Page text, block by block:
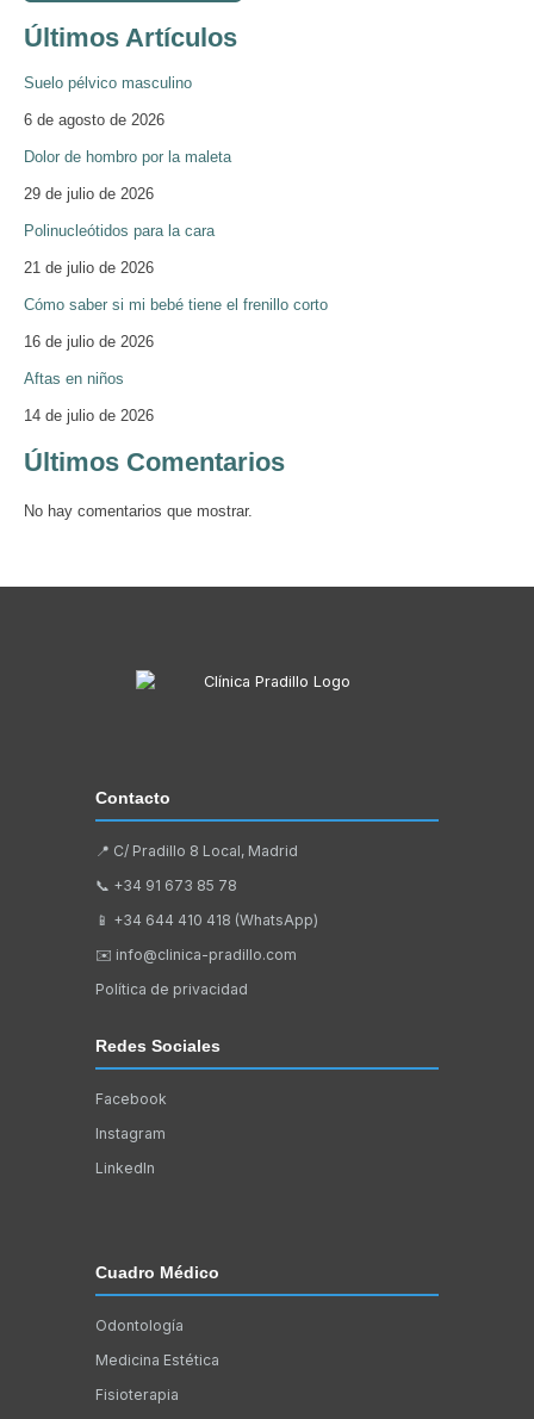
Últimos Artículos
Suelo pélvico masculino
6 de agosto de 2026
Dolor de hombro por la maleta
29 de julio de 2026
Polinucleótidos para la cara
21 de julio de 2026
Cómo saber si mi bebé tiene el frenillo corto
16 de julio de 2026
Aftas en niños
14 de julio de 2026
Últimos Comentarios
No hay comentarios que mostrar.
Contacto
📍 C/ Pradillo 8 Local, Madrid
📞 +34 91 673 85 78
📱 +34 644 410 418 (WhatsApp)
✉️ info@clinica-pradillo.com
Política de privacidad
Redes Sociales
Facebook
Instagram
LinkedIn
Cuadro Médico
Odontología
Medicina Estética
Fisioterapia